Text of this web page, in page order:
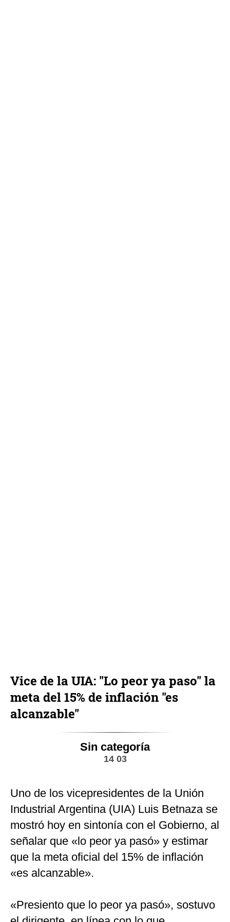
Vice de la UIA: "Lo peor ya paso" la
meta del 15% de inflación "es
alcanzable"
Sin categoría
14 03
Uno de los vicepresidentes de la Unión
Industrial Argentina (UIA) Luis Betnaza se
mostró hoy en sintonía con el Gobierno, al
señalar que «lo peor ya pasó» y estimar
que la meta oficial del 15% de inflación
«es alcanzable».
«Presiento que lo peor ya pasó», sostuvo